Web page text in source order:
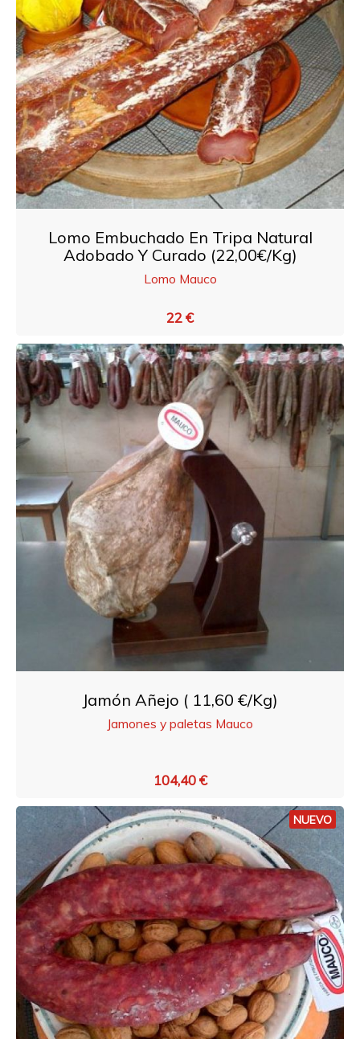
Lomo Embuchado En Tripa Natural
Adobado Y Curado (22,00€/Kg)
Lomo Mauco
22 €
Jamón Añejo ( 11,60 €/Kg)
Jamones y paletas Mauco
104,40 €
NUEVO